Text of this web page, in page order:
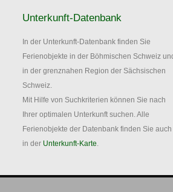
Unterkunft-Datenbank
In der Unterkunft-Datenbank finden Sie
Ferienobjekte in der Böhmischen Schweiz
in der grenznahen Region der Sächsischen
Schweiz.
Mit Hilfe von Suchkriterien können Sie nach
Ihrer optimalen Unterkunft suchen. Alle
Ferienobjekte der Datenbank finden Sie auch
in der Unterkunft-Karte.